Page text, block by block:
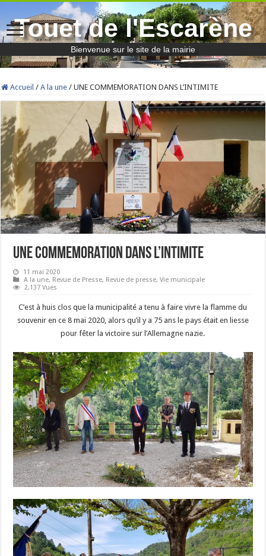
Touet de l'Escarène
Bienvenue sur le site de la mairie
Accueil / A la une / UNE COMMEMORATION DANS L’INTIMITE
UNE COMMEMORATION DANS L’INTIMITE
11 mai 2020
A la une, Revue de Presse, Revue de presse,Vie municipale
2,137 Vues
C’est à huis clos que la municipalité a tenu à faire vivre la flamme du
souvenir en ce 8 mai 2020, alors qu’il y a 75 ans le pays était en liesse
pour fêter la victoire sur l’Allemagne nazie.